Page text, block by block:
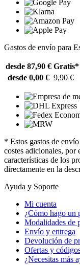
Gastos de envío para
desde 87,90 € Gratis*
desde 0,00 € 9,90 €
* Estos gastos de
costes adicionales, por
características de los
directamente en la
Ayuda y Soporte
Mi cuenta
¿Cómo hago un
Modalidades de
Envío y entrega
Devolución de
Ofertas y
¿Necesitas más